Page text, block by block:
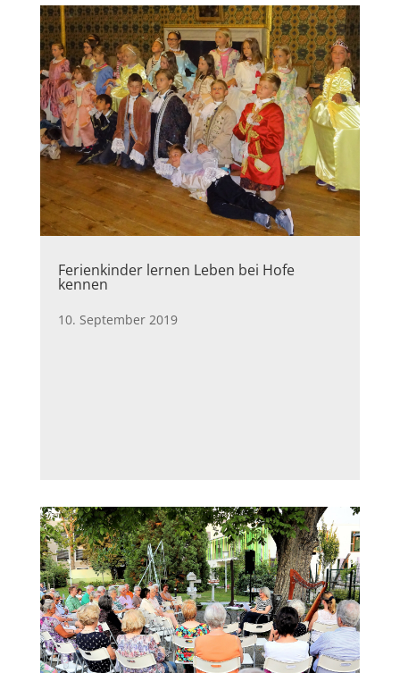
Ferienkinder lernen Leben bei Hofe
kennen
10. September 2019